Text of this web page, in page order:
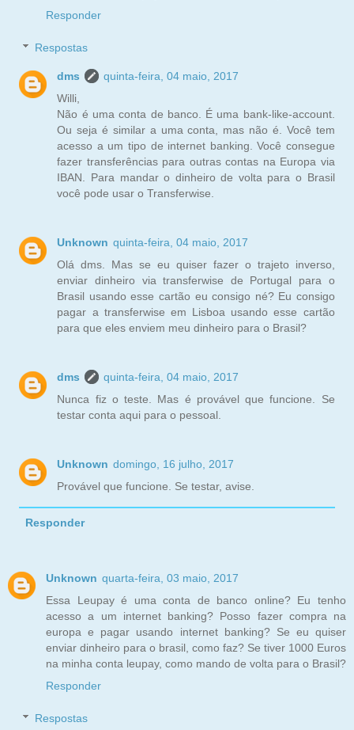
Responder
Respostas
dms
quinta-feira, 04 maio, 2017
Willi,
Não é uma conta de banco. É uma bank-like-account.
Ou seja é similar a uma conta, mas não é. Você tem
acesso a um tipo de internet banking. Você consegue
fazer transferências para outras contas na Europa via
IBAN. Para mandar o dinheiro de volta para o Brasil
você pode usar o Transferwise.
Unknown quinta-feira, 04 maio, 2017
Olá dms. Mas se eu quiser fazer o trajeto inverso,
enviar dinheiro via transferwise de Portugal para o
Brasil usando esse cartão eu consigo né? Eu consigo
pagar a transferwise em Lisboa usando esse cartão
para que eles enviem meu dinheiro para o Brasil?
dms
quinta-feira, 04 maio, 2017
Nunca fiz o teste. Mas é provável que funcione. Se
testar conta aqui para o pessoal.
Unknown domingo, 16 julho, 2017
Provável que funcione. Se testar, avise.
Responder
Unknown quarta-feira, 03 maio, 2017
Essa Leupay é uma conta de banco online? Eu tenho
acesso a um internet banking? Posso fazer compra na
europa e pagar usando internet banking? Se eu quiser
enviar dinheiro para o brasil, como faz? Se tiver 1000 Euros
na minha conta leupay, como mando de volta para o Brasil?
Responder
Respostas